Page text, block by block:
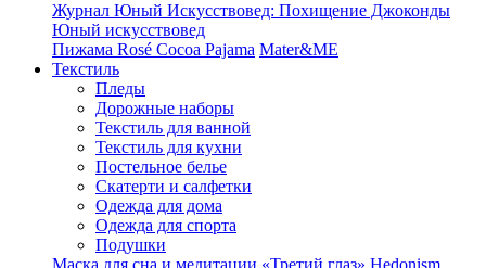
Журнал Юный Искусствовед: Похищение Джоконды
Юный искусствовед
Пижама Rosé Cocoa Pajama Mater&ME
Текстиль
Пледы
Дорожные наборы
Текстиль для ванной
Текстиль для кухни
Постельное белье
Скатерти и салфетки
Одежда для дома
Одежда для спорта
Подушки
Маска для сна и медитации «Третий глаз» Hedonism